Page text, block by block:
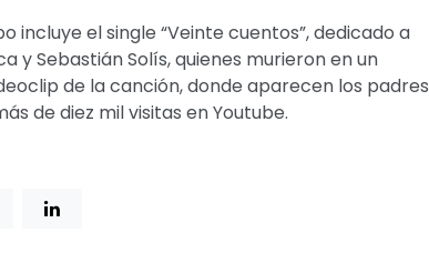
incluye el single “Veinte cuentos”, dedicado a
y Sebastián Solís, quienes murieron en un
de la canción, donde aparecen los padres
de diez mil visitas en Youtube.